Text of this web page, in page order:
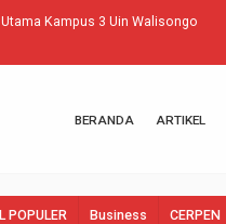
Kampus 3 Uin Walisongo
BERANDA ARTIKEL
POPULER Business CERPEN